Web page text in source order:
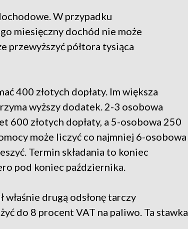
W przypadku
miesięczny dochód nie może
przewyższyć półtora tysiąca
400 złotych dopłaty. Im większa
wyższy dodatek. 2-3 osobowa
600 złotych dopłaty, a 5-osobowa 250
może liczyć co najmniej 6-osobowa
Termin składania to koniec
pod koniec października.
drugą odsłonę tarczy
do 8 procent VAT na paliwo. Ta stawka